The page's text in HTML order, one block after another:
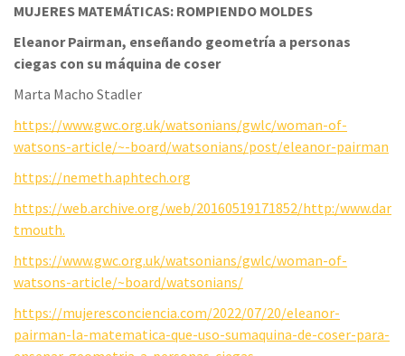
MUJERES MATEMÁTICAS: ROMPIENDO MOLDES
Eleanor Pairman, enseñando geometría a personas
ciegas con su máquina de coser
Marta Macho Stadler
https://www.gwc.org.uk/watsonians/gwlc/woman-of-
watsons-article/~-board/watsonians/post/eleanor-pairman
https://nemeth.aphtech.org
https://web.archive.org/web/20160519171852/http:/www.dar
tmouth.
https://www.gwc.org.uk/watsonians/gwlc/woman-of-
watsons-article/~board/watsonians/
https://mujeresconciencia.com/2022/07/20/eleanor-
pairman-la-matematica-que-uso-sumaquina-de-coser-para-